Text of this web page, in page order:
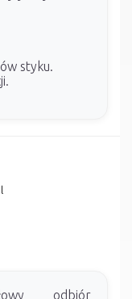
styku.
odbiór